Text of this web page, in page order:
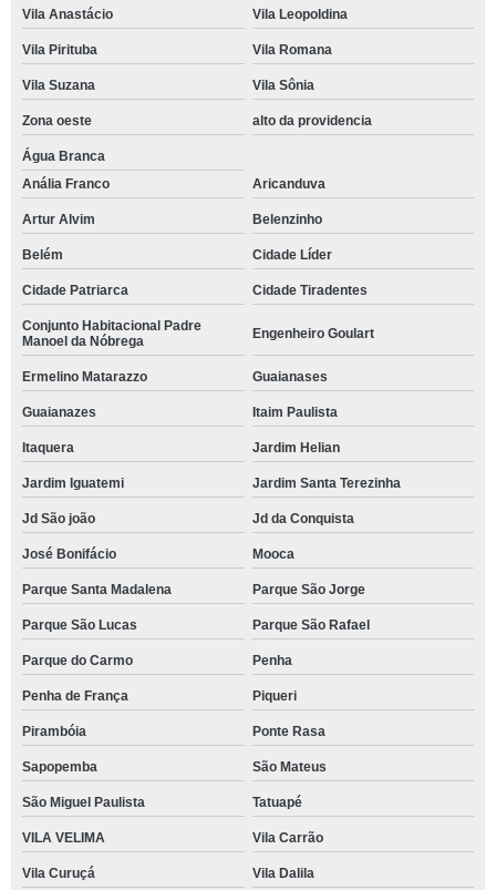
Vila Anastácio Vila Leopoldina
Vila Pirituba Vila Romana
Vila Suzana Vila Sônia
Zona oeste alto da providencia
Água Branca
Anália Franco
Aricanduva
Artur Alvim Belenzinho
Belém Cidade Líder
Cidade Patriarca Cidade Tiradentes
Conjunto Habitacional Padre
Manoel da Nóbrega
Engenheiro Goulart
Ermelino Matarazzo Guaianases
Guaianazes Itaim Paulista
Itaquera Jardim Helian
Jardim Iguatemi Jardim Santa Terezinha
Jd São joão Jd da Conquista
José Bonifácio Mooca
Parque Santa Madalena Parque São Jorge
Parque São Lucas Parque São Rafael
Parque do Carmo Penha
Penha de França Piqueri
Pirambóia Ponte Rasa
Sapopemba São Mateus
São Miguel Paulista Tatuapé
VILA VELIMA Vila Carrão
Vila Curuçá Vila Dalila